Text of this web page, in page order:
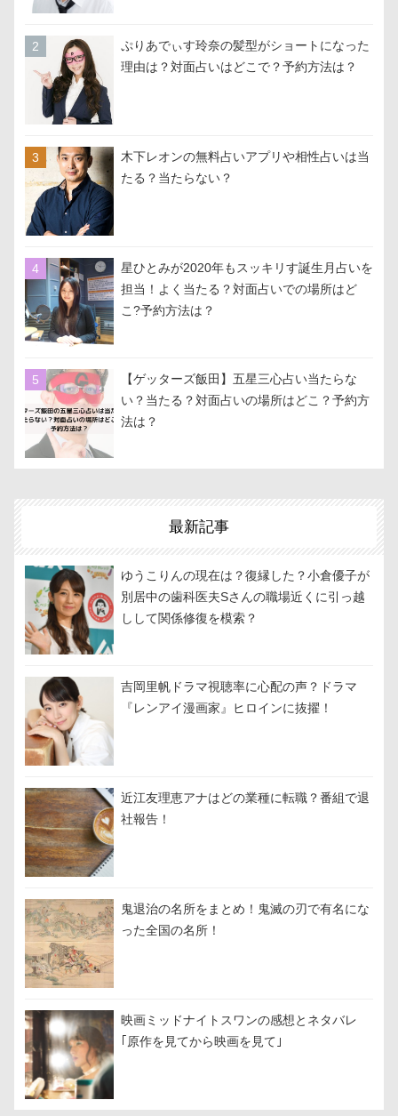
ぷりあでぃす玲奈の髪型がショートになった
理由は？対面占いはどこで？予約方法は？
木下レオンの無料占いアプリや相性占いは当
たる？当たらない？
星ひとみが2020年もスッキリす誕生月占いを
担当！よく当たる？対面占いでの場所はど
こ?予約方法は？
【ゲッターズ飯田】五星三心占い当たらな
い？当たる？対面占いの場所はどこ？予約方
法は？
最新記事
ゆうこりんの現在は？復縁した？小倉優子が
別居中の歯科医夫Sさんの職場近くに引っ越
しして関係修復を模索？
吉岡里帆ドラマ視聴率に心配の声？ドラマ
『レンアイ漫画家』ヒロインに抜擢！
近江友理恵アナはどの業種に転職？番組で退
社報告！
鬼退治の名所をまとめ！鬼滅の刃で有名にな
った全国の名所！
映画ミッドナイトスワンの感想とネタバレ
｢原作を見てから映画を見て｣